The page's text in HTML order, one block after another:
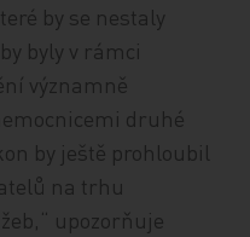
by se nestaly
byly v rámci
významně
druhé
by ještě prohloubil
na trhu
upozorňuje